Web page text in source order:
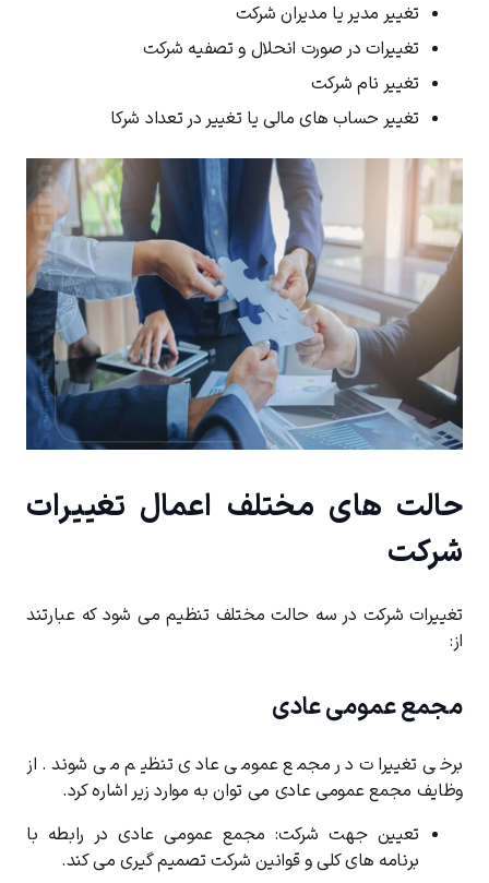
تغییر مدیر یا مدیران شرکت
تغییرات در صورت انحلال و تصفیه شرکت
تغییر نام شرکت
تغییر حساب های مالی یا تغییر در تعداد شرکا
حالت های مختلف اعمال تغییرات
شرکت
تغییرات شرکت در سه حالت مختلف تنظیم می شود که عبارتند
از:
مجمع عمومی عادی
برخی تغییرات در مجمع عمومی عادی تنظیم می شوند. از
وظایف مجمع عمومی عادی می توان به موارد زیر اشاره کرد.
تعیین جهت شرکت: مجمع عمومی عادی در رابطه با
برنامه های کلی و قوانین شرکت تصمیم گیری می کند.